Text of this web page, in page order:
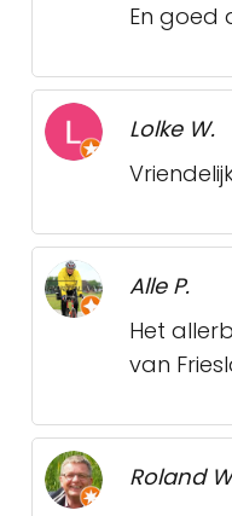
En goed
Lolke W.
Alle P.
Het
van
Roland